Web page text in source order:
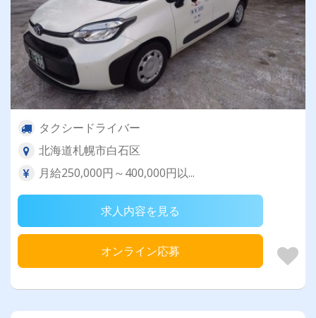
タクシードライバー
北海道札幌市白石区
月給250,000円～400,000円以...
求人内容を見る
オンライン応募